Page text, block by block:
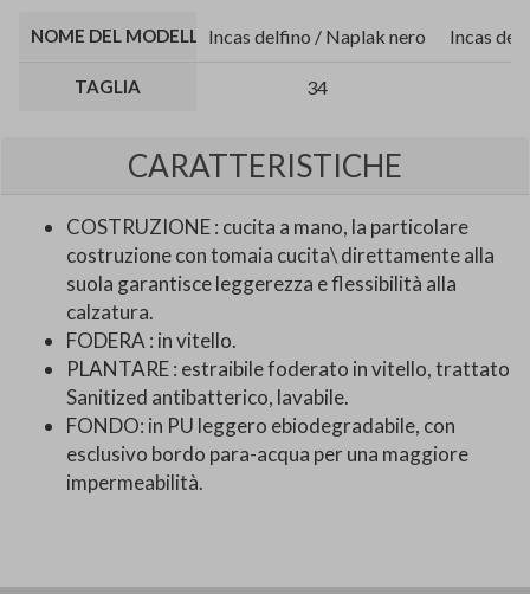
NOME DEL MODELLO E DESCRIZIONE DEL PELLAME
Incas delfino / Naplak nero Incas
TAGLIA 34
CARATTERISTICHE
COSTRUZIONE : cucita a mano, la particolare
costruzione con tomaia cucita\ direttamente alla
suola garantisce leggerezza e flessibilità alla
calzatura.
FODERA : in vitello.
PLANTARE : estraibile foderato in vitello, trattato
Sanitized antibatterico, lavabile.
FONDO: in PU leggero ebiodegradabile, con
esclusivo bordo para-acqua per una maggiore
impermeabilità.